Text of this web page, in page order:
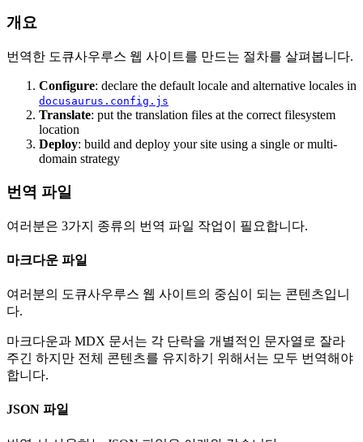
개요
번역한 도큐사우루스 웹 사이트를 만드는 절차를 살펴봅니다.
Configure: declare the default locale and alternative locales in
docusaurus.config.js
Translate: put the translation files at the correct filesystem
location
Deploy: build and deploy your site using a single or multi-
domain strategy
번역 파일
여러분은 3가지 종류의 번역 파일 작업이 필요합니다.
마크다운 파일
여러분의 도큐사우루스 웹 사이트의 중심이 되는 콘텐츠입니
다.
마크다운과 MDX 문서는 각 단락을 개별적인 문자열로 잘라
주긴 하지만 전체 콘텐츠를 유지하기 위해서는 모두 번역해야
합니다.
JSON 파일